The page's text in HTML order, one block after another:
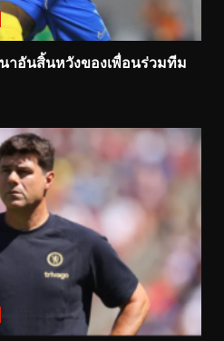
นาอันสิ้นหวังของเพื่อนร่วมทีม